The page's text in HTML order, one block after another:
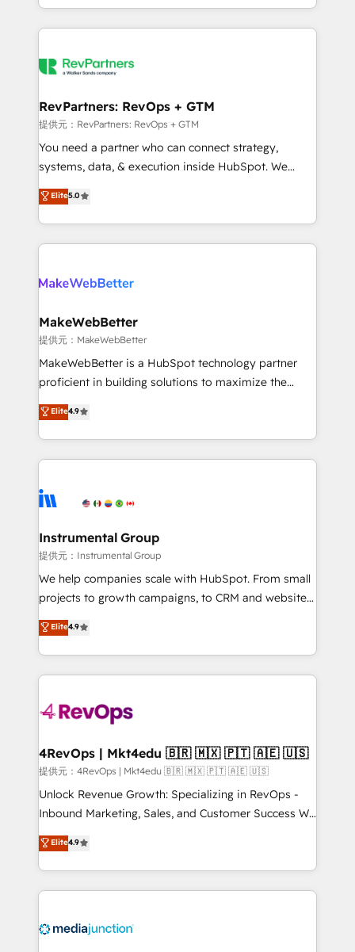
transform brand experiences As one of the few full-
service creative agencies in the HubSpot
winning design to build scalable, globally
marketing campaigns, & RevOps frameworks that
fuel long-term success We connect the entire
customer lifecycle through seamless integrations,
ensure long-term adoption with change-
and service to drive sustainable growth With 6 key
HubSpot accreditations and experience across
RevPartners: RevOps + GTM
提供元：RevPartners: RevOps + GTM
You need a partner who can connect strategy,
systems, data, & execution inside HubSpot. We
bridge the gap where most agencies fall short by
combining GTM strategy with technical execution to
solve the right problem with the right solution. As the
only firm in the world to hold Elite Partner
clients gain a unique advantage in CRM architecture,
market execution. Why B2B Businesses Choose RP: -
Secure: Soc2 compliant 🛡️ - Pricing: Implementations
starting at $1,5k 💵 - Speed: Launch in 14 days ⚡ -
Global: 75+ RPers across five continents 🌐 - Scale:
HubSpot Partner 🪴 - Sales Hub: More
implementations than any other Partner 💻 -
agency for an Ops problem. Don't hire a technical
agency for a growth problem. Hire a partner built to
Elite5.0
MakeWebBetter
提供元：MakeWebBetter
MakeWebBetter is a HubSpot technology partner
proficient in building solutions to maximize the
operational efficiency of HubSpot. The fastest-
growing tech-enabler & facilitator, MakeWebBetter,
hands you the blend of HubSpot expertise &
eminent solutions & integrations. Trust us to
Elite Partners with 10+ years of HubSpot experience
Premier Partner 2023 🌟5 HubSpot Accreditations 🌟
Won HubSpot Theme Challenge 2021 🌟INBOUND’19
HubSpot Rising Star Why us? Harnessing the full
potential of the powerful HubSpot CRM. ✔️A team of
HubSpot experience ✔️Flexible pricing models —
Hourly-fee (assigned one Dedicated HubSpot
requirement). ✔️Helped over 25,000+ customers so
far with our HubSpot solutions. ✔️Bespoke apps &
on-demand bundle services. Connect with us today!
Elite4.9
Instrumental Group
提供元：Instrumental Group
We help companies scale with HubSpot. From small
projects to growth campaigns, to CRM and websites.
Hire an agency that's experienced in every inch of
HubSpot and willing to work hand-in-hand with your
team to simplify the complex and build a better
experience for your team and customers.
Elite4.9
4RevOps | Mkt4edu 🇧🇷 🇲🇽 🇵🇹 🇦🇪 🇺🇸
提供元：4RevOps | Mkt4edu 🇧🇷 🇲🇽 🇵🇹 🇦🇪 🇺🇸
Unlock Revenue Growth: Specializing in RevOps -
Inbound Marketing, Sales, and Customer Success We
specialize in driving revenue growth for companies
across industries through tailored marketing, sales,
and customer success strategies, utilizing RevOps
methodologies. As Latin America's largest HubSpot
offer unparalleled insights. Operating in five
Elite4.9